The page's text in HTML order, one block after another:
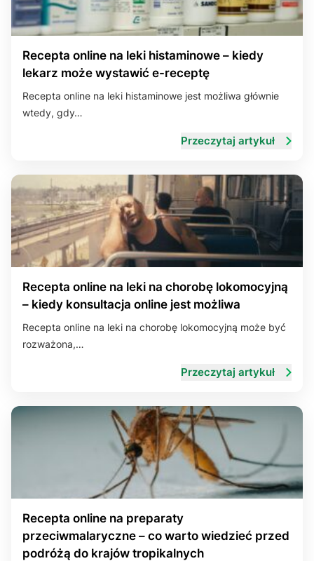
Recepta online na leki histaminowe – kiedy
lekarz może wystawić e-receptę
Recepta online na leki histaminowe jest możliwa głównie
wtedy, gdy…
Przeczytaj artykuł
Recepta online na leki na chorobę lokomocyjną
– kiedy konsultacja online jest możliwa
Recepta online na leki na chorobę lokomocyjną może być
rozważona,…
Przeczytaj artykuł
Recepta online na preparaty
przeciwmalaryczne – co warto wiedzieć przed
podróżą do krajów tropikalnych